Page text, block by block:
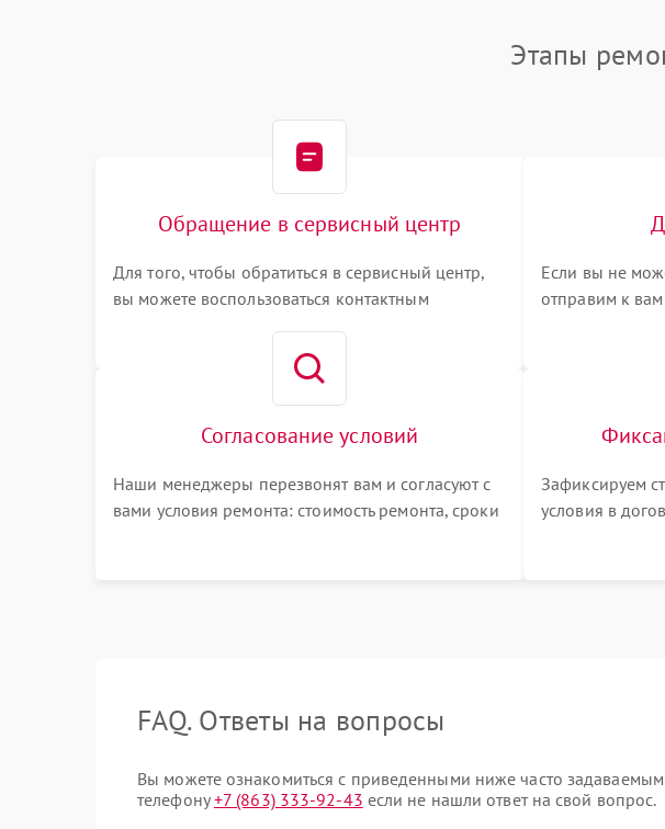
Этапы
Обращение в сервисный центр
Для того, чтобы обратиться в сервисный центр,
вы можете воспользоваться контактным
номер телефона на сайте
Если вы не
отправим к
Согласование условий
Наши менеджеры перезвонят вам и согласуют с
вами условия ремонта: стоимость ремонта, сроки
Зафиксируем
условия в
FAQ. Ответы на вопросы
Вы можете ознакомиться с приведенными ниже часто
телефону+7 (863) 333-92-43 если не нашли ответ на свой вопрос.